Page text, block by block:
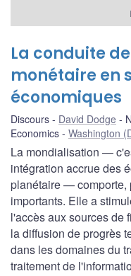
La conduite
monétaire en
économiques
Discours David Dodge
Economics
Washington
La mondialisation —
intégration accrue des
planétaire — comporte,
importants. Elle a
l'accès aux sources de
la diffusion de progrès
dans les domaines du
traitement de